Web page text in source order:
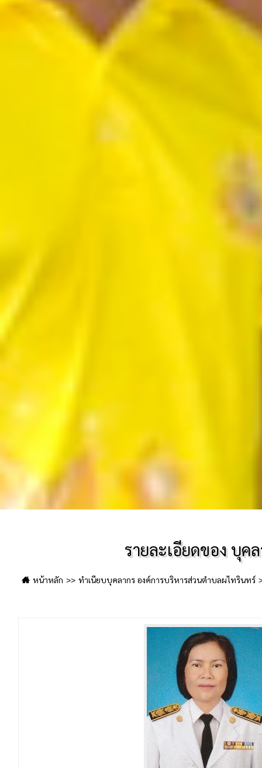
รายละเอียดของ บุค
หน้าหลัก
ทำเนียบบุคลากร องค์การบริหารส่วนตำบลผไทรินทร์